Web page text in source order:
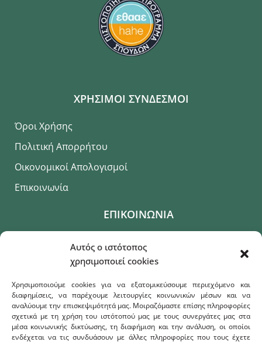
Αυτός ο ιστότοπος
χρησιμοποιεί cookies
Χρησιμοποιούμε cookies για να εξατομικεύσουμε περιεχόμενο και
διαφημίσεις, να παρέχουμε λειτουργίες κοινωνικών μέσων και να
αναλύουμε την επισκεψιμότητά μας. Μοιραζόμαστε επίσης πληροφορίες
σχετικά με τη χρήση του ιστότοπού μας με τους συνεργάτες μας στα
μέσα κοινωνικής δικτύωσης, τη διαφήμιση και την ανάλυση, οι οποίοι
ενδέχεται να τις συνδυάσουν με άλλες πληροφορίες που τους έχετε
ΧΡΗΣΙΜΟΙ ΣΥΝΔΕΣΜΟΙ
Όροι Χρήσης
Πολιτική Απορρήτου
Οικονομικοί Απολογισμοί
Επικοινωνία
ΕΠΙΚΟΙΝΩΝΙΑ
+30 22510 36432
Λόφος Πανεπιστημίου, Κτήριο Γεωγραφίας
humangeo@aegean.gr